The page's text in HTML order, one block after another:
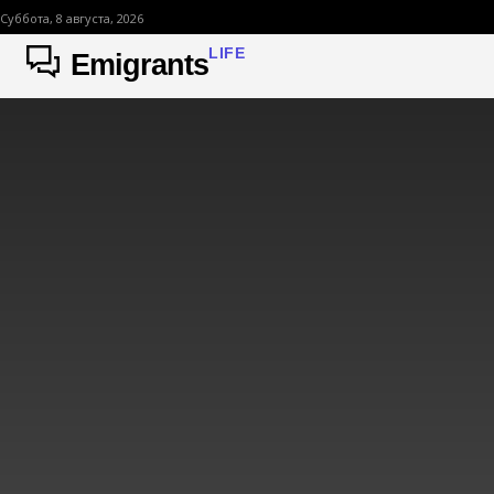
Суббота, 8 августа, 2026
EmigrantsLIFE